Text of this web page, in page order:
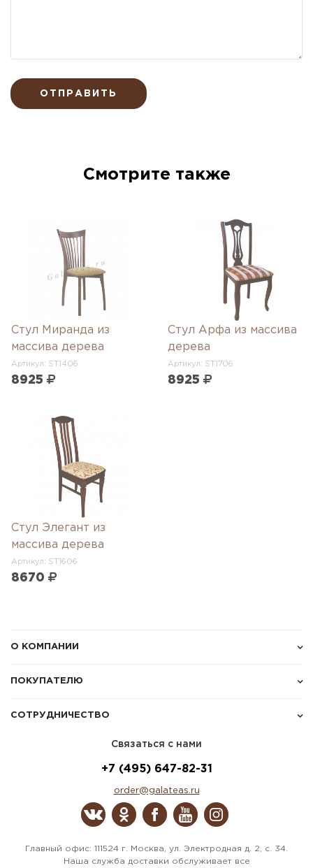
ОТПРАВИТЬ
Смотрите также
Стул Миранда из
массива дерева
Артикул: ST1406
8925
Стул Арфа из массива
дерева
Артикул: ST1706
8925
Стул Элегант из
массива дерева
Артикул: ST1606
8670
О КОМПАНИИ
ПОКУПАТЕЛЮ
СОТРУДНИЧЕСТВО
Связаться с нами
+7 (495) 647-82-31
order@galateas.ru
Главный офис: 111524 г. Москва, ул. Электродная д. 2, с. 34.
Наша служба доставки обслуживает все